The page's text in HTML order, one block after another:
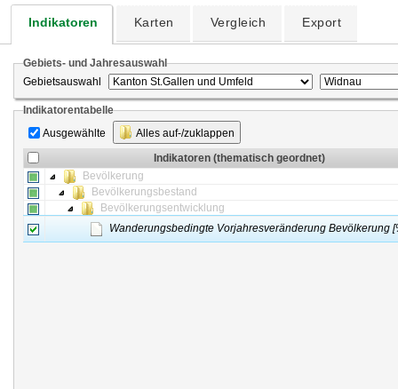
Indikatoren Karten Vergleich Export
Gebiets- und Jahresauswahl
Gebietsauswahl
Indikatorentabelle
Ausgewählte
Alles auf-/zuklappen
Indikatoren (thematisch geordnet)
Bevölkerung
Bevölkerungsbestand
Bevölkerungsentwicklung
Wanderungsbedingte Vorjahresveränderung Bevölkerung